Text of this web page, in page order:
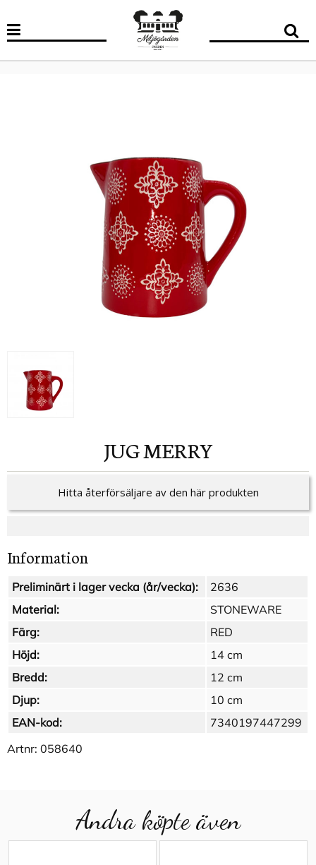
JUG MERRY
Hitta återförsäljare av den här produkten
Information
Preliminärt i lager vecka (år/vecka):
2636
Material:
STONEWARE
Färg:
RED
Höjd:
14 cm
Bredd:
12 cm
Djup:
10 cm
EAN-kod:
7340197447299
Artnr: 058640
Andra köpte även